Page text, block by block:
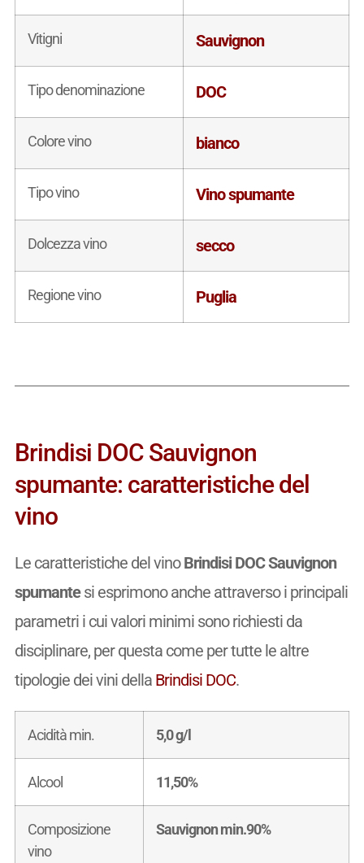
Vitigni Sauvignon
Tipo denominazione DOC
Colore vino bianco
Tipo vino Vino spumante
Dolcezza vino secco
Regione vino Puglia
Brindisi DOC Sauvignon
spumante: caratteristiche del
vino
Le caratteristiche del vinoBrindisi DOC Sauvignon
spumantesi esprimono anche attraverso i principali
parametri i cui valori minimi sono richiesti da
disciplinare, per questa come per tutte le altre
tipologie dei vini della Brindisi DOC.
Acidità min. 5,0 g/l
Alcool 11,50%
Composizione
vino
Sauvignon min.90%